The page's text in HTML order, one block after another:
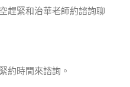
趕緊和治華老師約諮詢聊
約時間來諮詢。